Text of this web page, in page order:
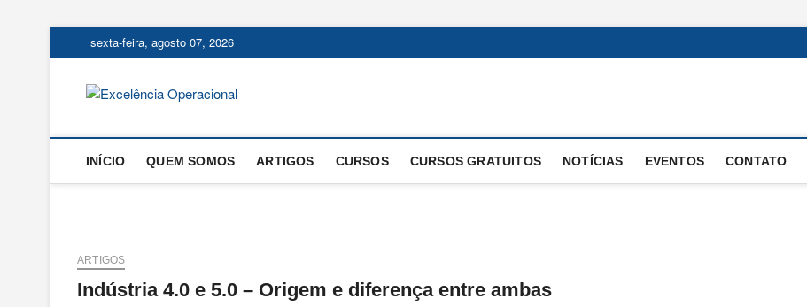
to
sexta-feira, agosto 07, 2026
INÍCIO QUEM SOMOS ARTIGOS CURSOS CURSOS GRATUITOS NOTÍCIAS EVENTOS CONTATO
ARTIGOS
Indústria 4.0 e 5.0 – Origem e diferença entre ambas